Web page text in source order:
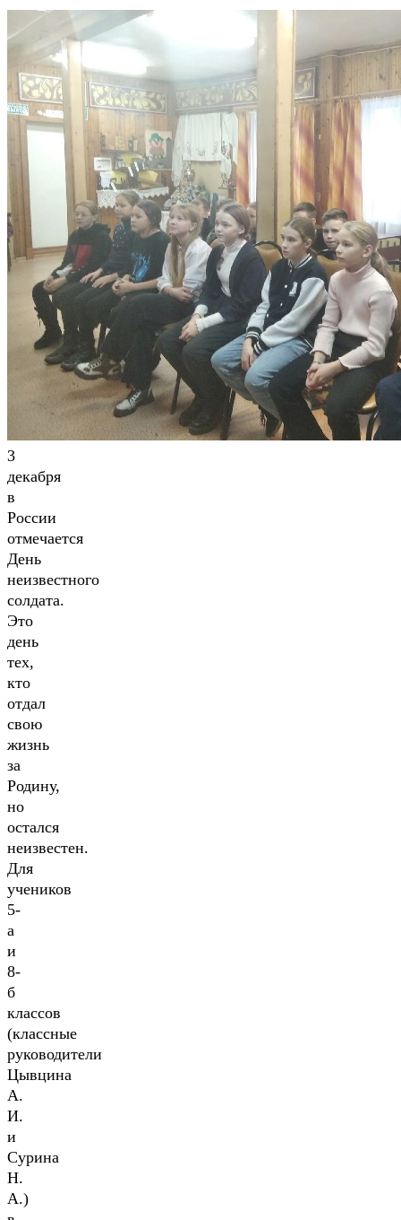
3
декабря
в
России
отмечается
День
неизвестного
солдата.
Это
день
тех,
кто
отдал
свою
жизнь
за
Родину,
но
остался
неизвестен.
Для
учеников
5-
а
и
8-
б
классов
(классные
руководители
Цывцина
А.
И.
и
Сурина
Н.
А.)